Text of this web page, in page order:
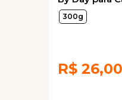
Sabor
Integral,
300g
R$ 26,00